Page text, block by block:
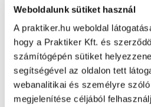
Weboldalunk sütiket használ
A praktiker.hu weboldal
hogy a Praktiker Kft. és
számítógépén sütiket
segítségével az oldalon tett
webanalitikai és személyre
megjelenítése céljából
Oldal